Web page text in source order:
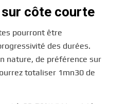
côte courte
pourront être
des durées.
nature, de préférence sur
totaliser 1mn30 de